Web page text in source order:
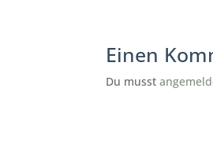
Einen
Du musst